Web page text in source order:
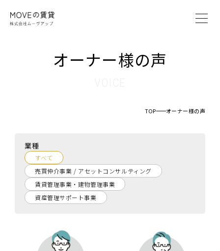
MOVEの賃貸とは
賃貸管理システム
入居者様へ
仲介業者様へ
お問い合わせ
0120-861-955
オーナー様の声
TOP オーナー様の声
業種
すべて
売買仲介事業 / アセットコンサルティング
賃貸管理事業・建物管理事業
資産管理サポート事業